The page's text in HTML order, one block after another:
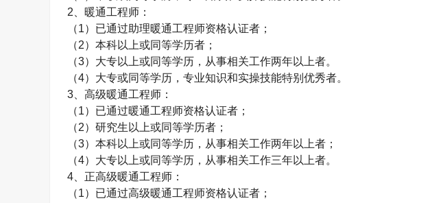
2 、暖通工程师：
（1）已通过助理暖通工程师资格认证者；
（2）本科以上或同等学历者；
（3）大专以上或同等学历，从事相关工作两年以上者。
（4）大专或同等学历，专业知识和实操技能特别优秀者。
3 、高级暖通工程师：
（1）已通过暖通工程师资格认证者；
（2）研究生以上或同等学历者；
（3）本科以上或同等学历，从事相关工作两年以上者；
（4）大专以上或同等学历，从事相关工作三年以上者。
4 、正高级暖通工程师：
（1）已通过高级暖通工程师资格认证者；